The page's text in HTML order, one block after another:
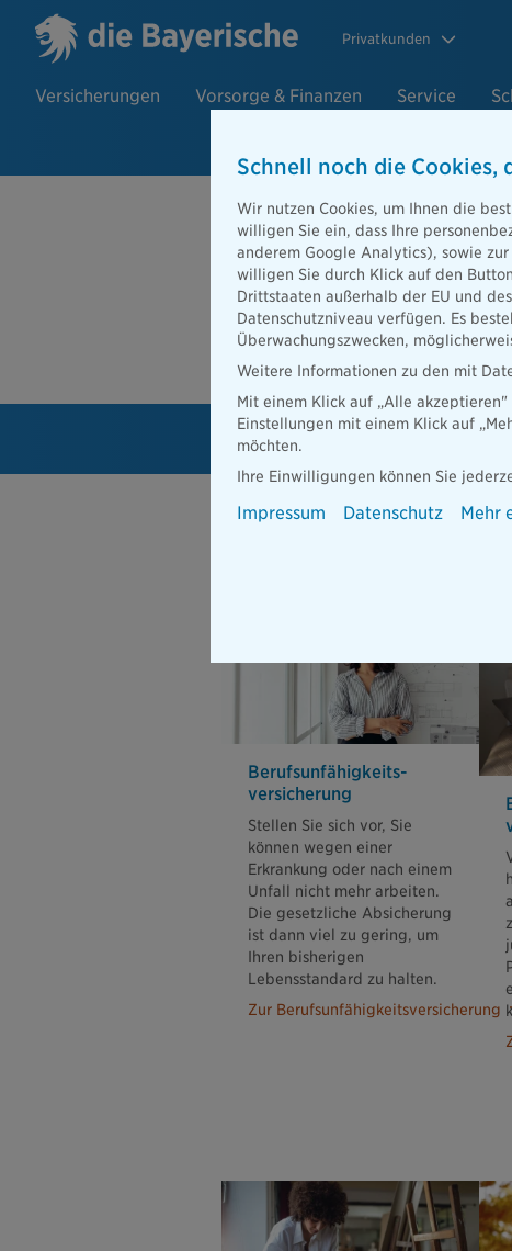
Privatkunden
Versicherungen Vorsorge & Finanzen Service
Ihre Arbeitskraft ist eines
Absicherung nicht aus, um
leistungsstarken Produkten
Grundfähigkeitsabsicherung.
Berufsunfähigkeits­
versicherung
Stellen Sie sich vor, Sie
können wegen einer
Erkrankung oder nach einem
Unfall nicht mehr arbeiten.
Die gesetzliche Absicherung
ist dann viel zu gering, um
Ihren bisherigen
Lebensstandard zu halten.
Zur Berufsunfähigkeitsversicherung
Schnell noch die Cookies,
Wir nutzen Cookies, um Ihnen die
willigen Sie ein, dass Ihre
anderem Google Analytics), sowie
willigen Sie durch Klick auf den
Drittstaaten außerhalb der EU und
Datenschutzniveau verfügen. Es
Überwachungszwecken,
Weitere Informationen zu den mit
Mit einem Klick auf „Alle
Einstellungen mit einem Klick auf
möchten.
Ihre Einwilligungen können Sie
Impressum Datenschutz Mehr